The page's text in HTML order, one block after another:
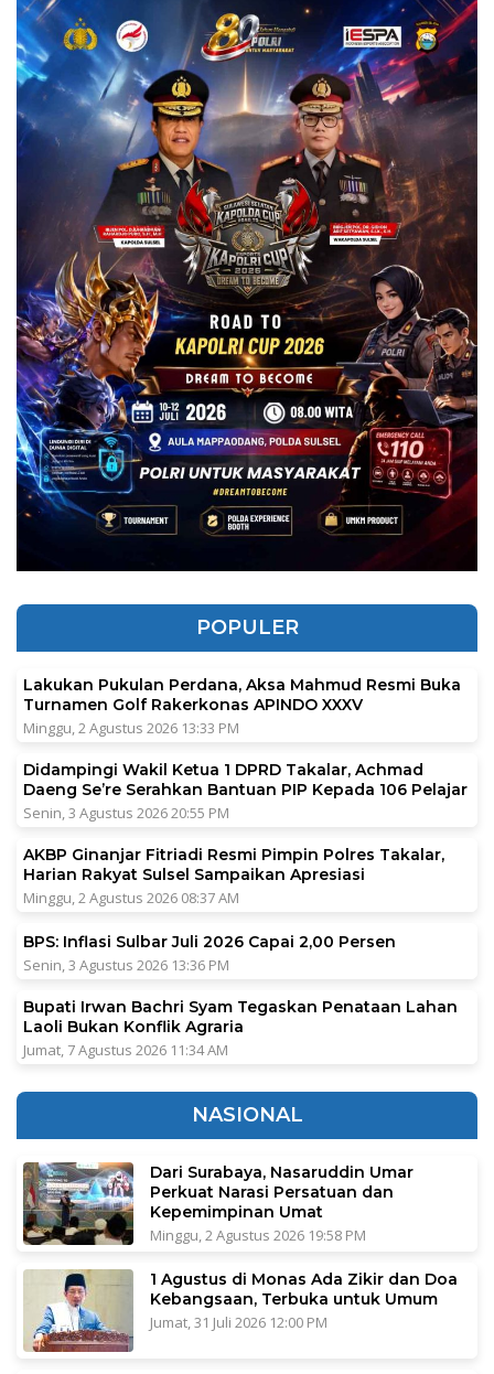
POPULER
Lakukan Pukulan Perdana, Aksa Mahmud Resmi Buka
Turnamen Golf Rakerkonas APINDO XXXV
Minggu, 2 Agustus 2026 13:33 PM
Didampingi Wakil Ketua 1 DPRD Takalar, Achmad
Daeng Se’re Serahkan Bantuan PIP Kepada 106 Pelajar
Senin, 3 Agustus 2026 20:55 PM
AKBP Ginanjar Fitriadi Resmi Pimpin Polres Takalar,
Harian Rakyat Sulsel Sampaikan Apresiasi
Minggu, 2 Agustus 2026 08:37 AM
BPS: Inflasi Sulbar Juli 2026 Capai 2,00 Persen
Senin, 3 Agustus 2026 13:36 PM
Bupati Irwan Bachri Syam Tegaskan Penataan Lahan
Laoli Bukan Konflik Agraria
Jumat, 7 Agustus 2026 11:34 AM
NASIONAL
Dari Surabaya, Nasaruddin Umar
Perkuat Narasi Persatuan dan
Kepemimpinan Umat
Minggu, 2 Agustus 2026 19:58 PM
1 Agustus di Monas Ada Zikir dan Doa
Kebangsaan, Terbuka untuk Umum
Jumat, 31 Juli 2026 12:00 PM